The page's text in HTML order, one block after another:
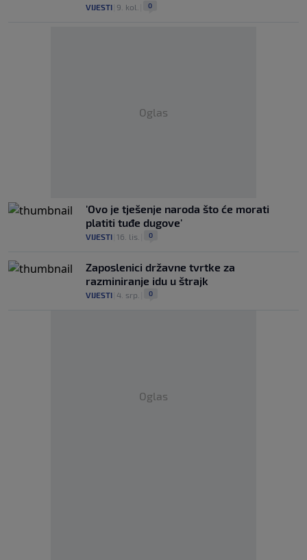
VIJESTI 9. kol. 0
Oglas
'Ovo je tješenje naroda što će morati
platiti tuđe dugove'
VIJESTI 16. lis. 0
Zaposlenici državne tvrtke za
razminiranje idu u štrajk
VIJESTI 4. srp. 0
Oglas